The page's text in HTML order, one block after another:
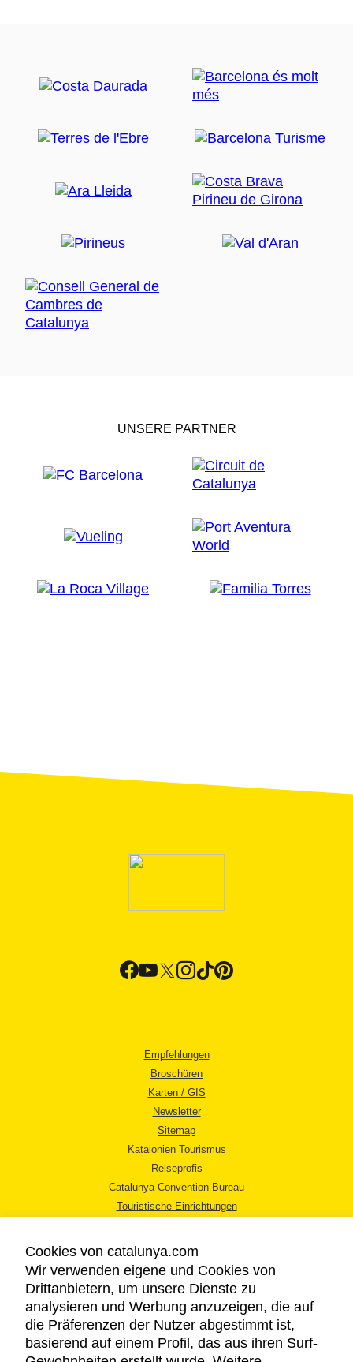
UNSERE PARTNER
Empfehlungen
Broschüren
Karten / GIS
Newsletter
Sitemap
Katalonien Tourismus
Reiseprofis
Catalunya Convention Bureau
Touristische Einrichtungen
RECHTLICHER HINWEIS
DATENSCHUTZICHTLINIE
Cookies von catalunya.com
Wir verwenden eigene und Cookies von
Drittanbietern, um unsere Dienste zu
analysieren und Werbung anzuzeigen, die auf
die Präferenzen der Nutzer abgestimmt ist,
basierend auf einem Profil, das aus ihren Surf-